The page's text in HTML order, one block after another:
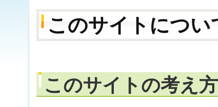
このサイトについ
このサイトの考え方